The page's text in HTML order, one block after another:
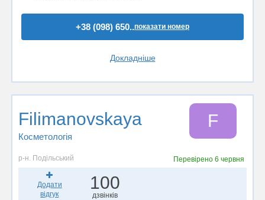
+38 (098) 650..показати номер
Докладніше
Filimanovskaya
Косметологія
F
р-н. Подільський Перевірено 6 червня
Додати
відгук
100
дзвінків